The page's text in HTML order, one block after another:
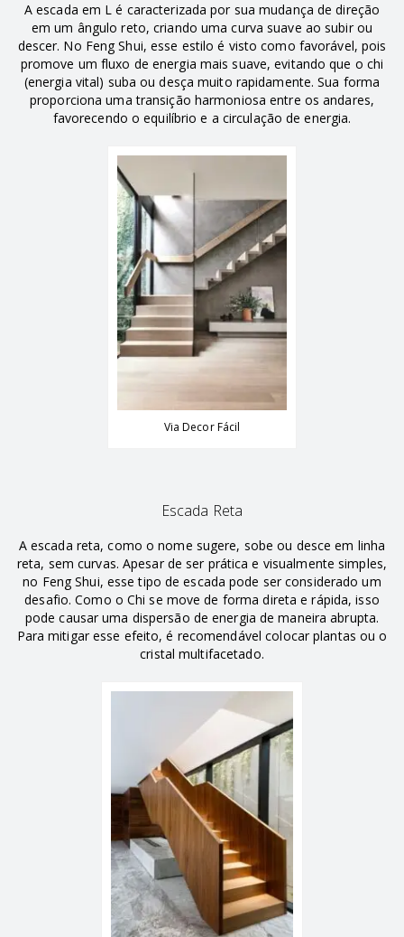
A escada em L é caracterizada por sua mudança de direção
em um ângulo reto, criando uma curva suave ao subir ou
descer. No Feng Shui, esse estilo é visto como favorável, pois
promove um fluxo de energia mais suave, evitando que o chi
(energia vital) suba ou desça muito rapidamente. Sua forma
proporciona uma transição harmoniosa entre os andares,
favorecendo o equilíbrio e a circulação de energia.
Via Decor Fácil
Escada Reta
A escada reta, como o nome sugere, sobe ou desce em linha
reta, sem curvas. Apesar de ser prática e visualmente simples,
no Feng Shui, esse tipo de escada pode ser considerado um
desafio. Como o Chi se move de forma direta e rápida, isso
pode causar uma dispersão de energia de maneira abrupta.
Para mitigar esse efeito, é recomendável colocar plantas ou o
cristal multifacetado.